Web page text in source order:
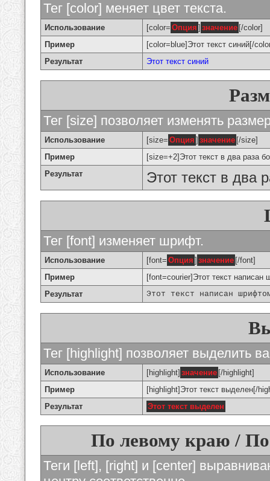
Тег [color] меняет цвет текста.
Использование [color= Опция ] значение [/color]
Пример
[color=blue]Этот текст синий[/
Результат
Этот текст синий
Тег [size] позволяет изменять
Использование [size= Опция ] значение [/size]
Пример
[size=+2]Этот текст в два раза
Результат
Этот текст в два
Тег [font] изменяет шрифт.
Использование [font= Опция ] значение [/font]
Пример
[font=courier]Этот текст
Результат
Этот текст написан
Тег [highlight] позволяет выделить
Использование [highlight] значение [/highlight]
Пример
[highlight]Этот текст выделен[/
Результат
Этот текст выделен
По левому краю /
Теги [left], [right] и [center]